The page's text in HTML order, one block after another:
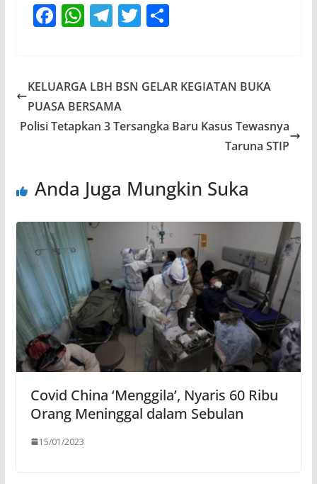
F
b
o
o
W
s
A
p
T
gr
a
m
T
er
S
e
KELUARGA LBH BSN GELAR KEGIATAN BUKA
PUASA BERSAMA
Polisi Tetapkan 3 Tersangka Baru Kasus Tewasnya
Taruna STIP
Anda Juga Mungkin Suka
Covid China ‘Menggila’, Nyaris 60 Ribu
Orang Meninggal dalam Sebulan
15/01/2023